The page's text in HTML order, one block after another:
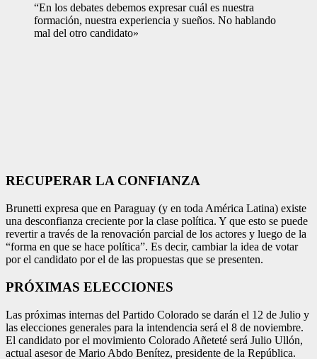
“En los debates debemos expresar cuál es nuestra
formación, nuestra experiencia y sueños. No hablando
mal del otro candidato»
RECUPERAR LA CONFIANZA
Brunetti expresa que en Paraguay (y en toda Amé­rica Latina) existe
una desconfianza creciente por la clase política. Y que esto se puede
revertir a través de la renovación parcial de los actores y luego de la
“forma en que se hace política”. Es decir, cambiar la idea de votar
por el candidato por el de las propuestas que se pre­senten.
PRÓXIMAS ELECCIONES
Las próximas internas del Partido Colorado se darán el 12 de Julio y
las eleccio­nes generales para la in­tendencia será el 8 de no­viembre.
El candidato por el movimiento Colorado Añeteté será Julio Ullón,
actual asesor de Mario Abdo Benítez, presidente de la República.